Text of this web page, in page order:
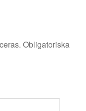
Obligatoriska